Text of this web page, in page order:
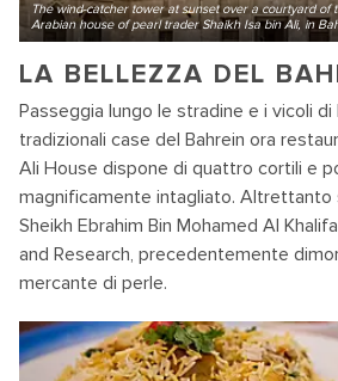
The wind-catcher tower at sunset over a courtyard of
Arabian house of pearl trader Shaikh Isa bin Ali, in
LA BELLEZZA DEL
Passeggia lungo le stradine e i vicoli di
tradizionali case del Bahrein ora
Ali House dispone di quattro cortili e
magnificamente intagliato.
Sheikh Ebrahim Bin Mohamed Al
and Research, precedentemente
mercante di perle.